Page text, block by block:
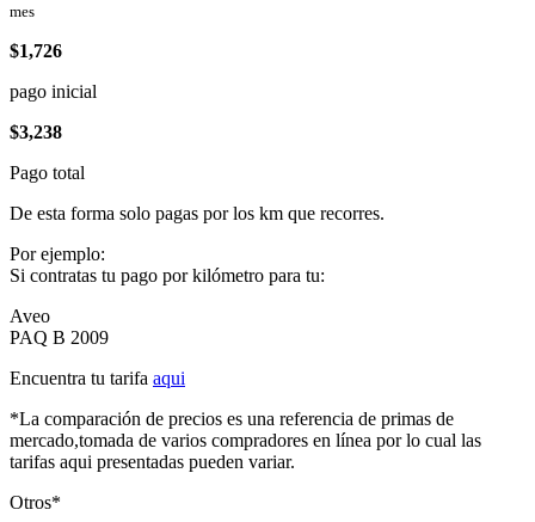
mes
$1,726
pago inicial
$3,238
Pago total
De esta forma solo pagas por los km que recorres.
Por ejemplo:
Si contratas tu pago por kilómetro para tu:
Aveo
PAQ B 2009
Encuentra tu tarifa aqui
*La comparación de precios es una referencia de primas de
mercado,tomada de varios compradores en línea por lo cual las
tarifas aqui presentadas pueden variar.
Otros*